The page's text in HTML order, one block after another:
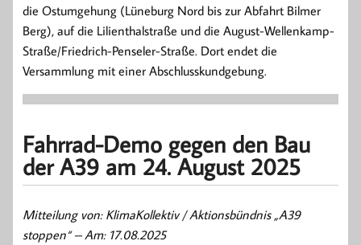
die Ostumgehung (Lüneburg Nord bis zur Abfahrt Bilmer
Berg), auf die Lilienthalstraße und die August-Wellenkamp-
Straße/Friedrich-Penseler-Straße. Dort endet die
Versammlung mit einer Abschlusskundgebung.
Fahrrad-Demo gegen den Bau
der A39 am 24. August 2025
Mitteilung von: KlimaKollektiv / Aktionsbündnis „A39
stoppen“ –Am: 17.08.2025